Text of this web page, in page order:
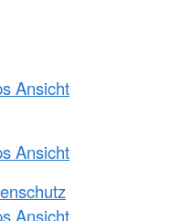
Ansicht
Ansicht
Ansicht